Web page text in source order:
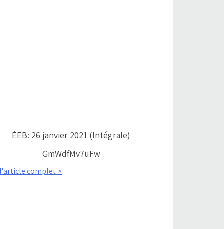
ÉEB: 26 janvier 2021 (Intégrale)
GmWdfMv7uFw
complet >